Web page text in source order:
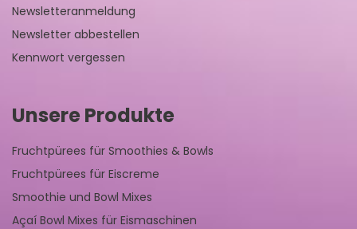
Newsletteranmeldung
Newsletter abbestellen
Kennwort vergessen
Unsere Produkte
Fruchtpürees für Smoothies & Bowls
Fruchtpürees für Eiscreme
Smoothie und Bowl Mixes
Açaí Bowl Mixes für Eismaschinen